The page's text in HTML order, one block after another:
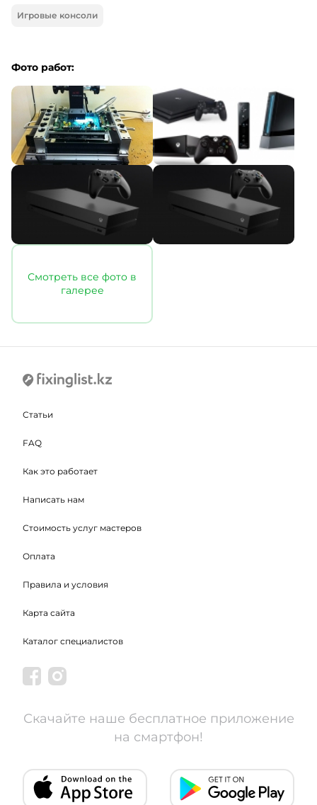
Игровые консоли
Фото работ:
Смотреть все фото в
галерее
Статьи
FAQ
Как это работает
Написать нам
Стоимость услуг мастеров
Оплата
Правила и условия
Карта сайта
Каталог специалистов
Скачайте наше бесплатное приложение
на смартфон!